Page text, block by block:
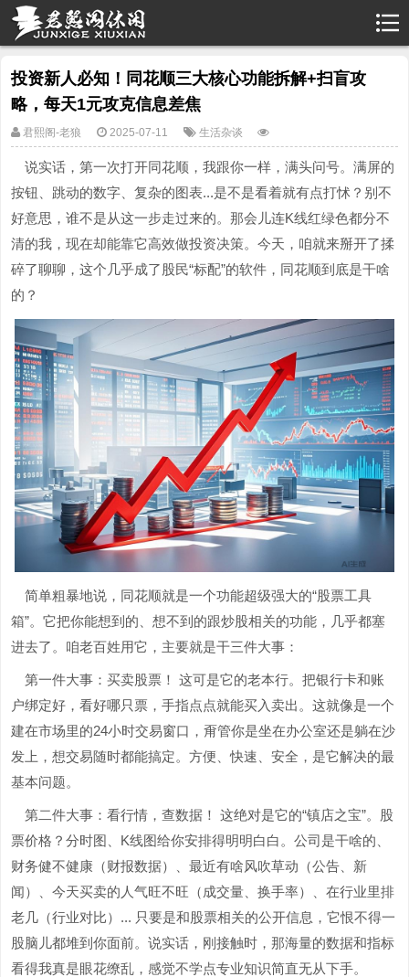
投资新人必知！同花顺三大核心功能拆解+扫盲攻
略，每天1元攻克信息差焦
君熙阁-老狼 2025-07-11 生活杂谈
说实话，第一次打开同花顺，我跟你一样，满头问号。满屏的
按钮、跳动的数字、复杂的图表...是不是看着就有点打怵？别不
好意思，谁不是从这一步走过来的。那会儿连K线红绿色都分不
清的我，现在却能靠它高效做投资决策。今天，咱就来掰开了揉
碎了聊聊，这个几乎成了股民“标配”的软件，同花顺到底是干啥
的？
简单粗暴地说，同花顺就是一个功能超级强大的“股票工具
箱”。它把你能想到的、想不到的跟炒股相关的功能，几乎都塞
进去了。咱老百姓用它，主要就是干三件大事：
第一件大事：买卖股票！ 这可是它的老本行。把银行卡和账
户绑定好，看好哪只票，手指点点就能买入卖出。这就像是一个
建在市场里的24小时交易窗口，甭管你是坐在办公室还是躺在沙
发上，想交易随时都能搞定。方便、快速、安全，是它解决的最
基本问题。
第二件大事：看行情，查数据！ 这绝对是它的“镇店之宝”。股
票价格？分时图、K线图给你安排得明明白白。公司是干啥的、
财务健不健康（财报数据）、最近有啥风吹草动（公告、新
闻）、今天买卖的人气旺不旺（成交量、换手率）、在行业里排
老几（行业对比）... 只要是和股票相关的公开信息，它恨不得一
股脑儿都堆到你面前。说实话，刚接触时，那海量的数据和指标
看得我真是眼花缭乱，感觉不学点专业知识简直无从下手。